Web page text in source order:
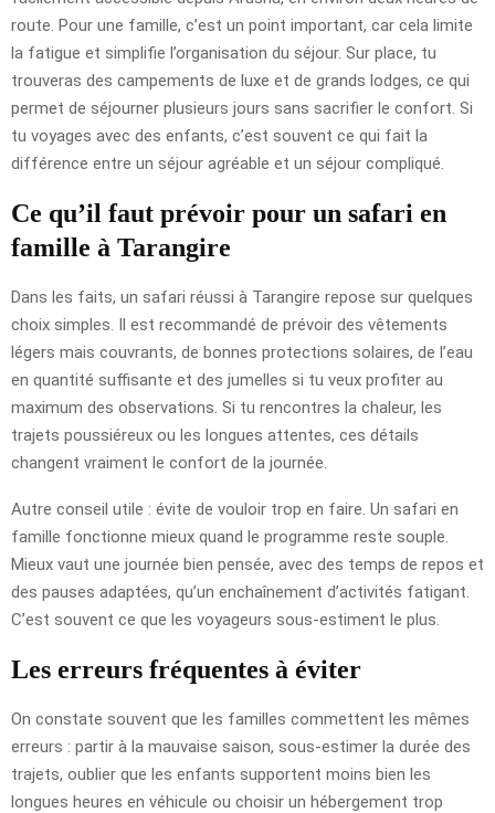
route. Pour une famille, c’est un point important, car cela limite
la fatigue et simplifie l’organisation du séjour. Sur place, tu
trouveras des campements de luxe et de grands lodges, ce qui
permet de séjourner plusieurs jours sans sacrifier le confort. Si
tu voyages avec des enfants, c’est souvent ce qui fait la
différence entre un séjour agréable et un séjour compliqué.
Ce qu’il faut prévoir pour un safari en
famille à Tarangire
Dans les faits, un safari réussi à Tarangire repose sur quelques
choix simples. Il est recommandé de prévoir des vêtements
légers mais couvrants, de bonnes protections solaires, de l’eau
en quantité suffisante et des jumelles si tu veux profiter au
maximum des observations. Si tu rencontres la chaleur, les
trajets poussiéreux ou les longues attentes, ces détails
changent vraiment le confort de la journée.
Autre conseil utile : évite de vouloir trop en faire. Un safari en
famille fonctionne mieux quand le programme reste souple.
Mieux vaut une journée bien pensée, avec des temps de repos et
des pauses adaptées, qu’un enchaînement d’activités fatigant.
C’est souvent ce que les voyageurs sous-estiment le plus.
Les erreurs fréquentes à éviter
On constate souvent que les familles commettent les mêmes
erreurs : partir à la mauvaise saison, sous-estimer la durée des
trajets, oublier que les enfants supportent moins bien les
longues heures en véhicule ou choisir un hébergement trop